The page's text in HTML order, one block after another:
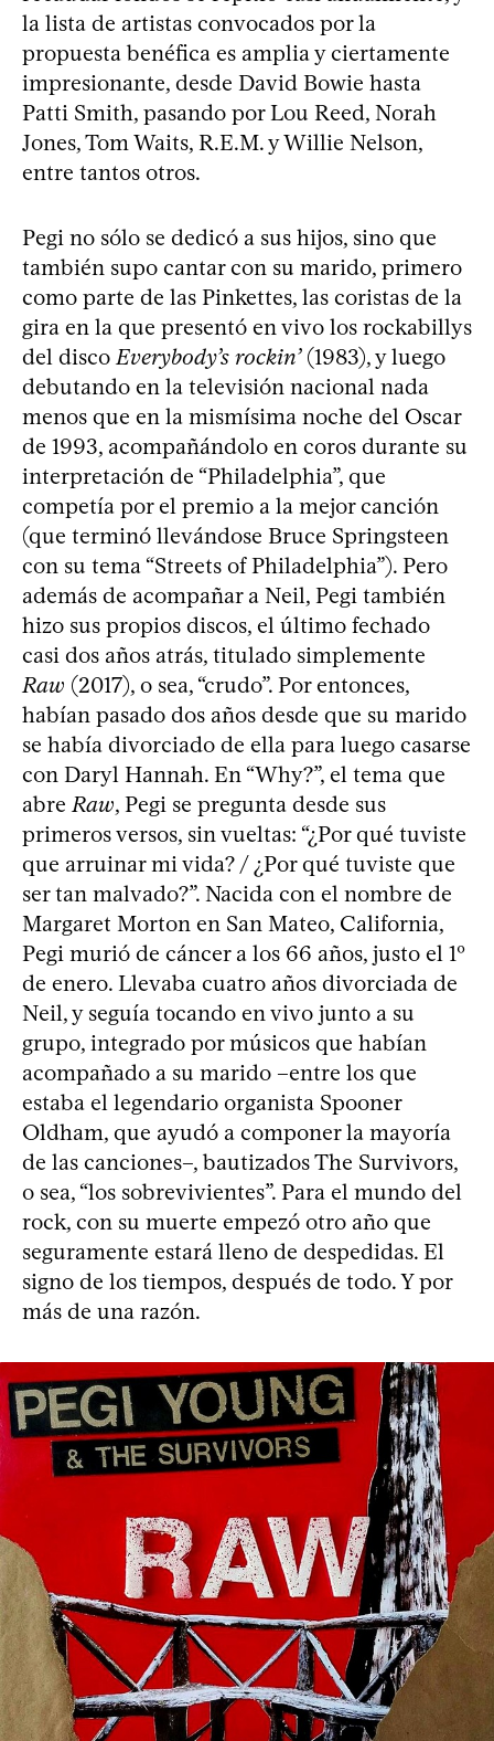
la lista de artistas convocados por la
propuesta benéfica es amplia y ciertamente
impresionante, desde David Bowie hasta
Patti Smith, pasando por Lou Reed, Norah
Jones, Tom Waits, R.E.M. y Willie Nelson,
entre tantos otros.
Pegi no sólo se dedicó a sus hijos, sino que
también supo cantar con su marido, primero
como parte de las Pinkettes, las coristas de la
gira en la que presentó en vivo los rockabillys
del discoEverybody’s rockin’(1983), y luego
debutando en la televisión nacional nada
menos que en la mismísima noche del Oscar
de 1993, acompañándolo en coros durante su
interpretación de “Philadelphia”, que
competía por el premio a la mejor canción
(que terminó llevándose Bruce Springsteen
con su tema “Streets of Philadelphia”). Pero
además de acompañar a Neil, Pegi también
hizo sus propios discos, el último fechado
casi dos años atrás, titulado simplemente
Raw (2017), o sea, “crudo”. Por entonces,
habían pasado dos años desde que su marido
se había divorciado de ella para luego casarse
con Daryl Hannah. En “Why?”, el tema que
abreRaw, Pegi se pregunta desde sus
primeros versos, sin vueltas: “¿Por qué tuviste
que arruinar mi vida? / ¿Por qué tuviste que
ser tan malvado?”. Nacida con el nombre de
Margaret Morton en San Mateo, California,
Pegi murió de cáncer a los 66 años, justo el 1º
de enero. Llevaba cuatro años divorciada de
Neil, y seguía tocando en vivo junto a su
grupo, integrado por músicos que habían
acompañado a su marido –entre los que
estaba el legendario organista Spooner
Oldham, que ayudó a componer la mayoría
de las canciones–, bautizados The Survivors,
o sea, “los sobrevivientes”. Para el mundo del
rock, con su muerte empezó otro año que
seguramente estará lleno de despedidas. El
signo de los tiempos, después de todo. Y por
más de una razón.